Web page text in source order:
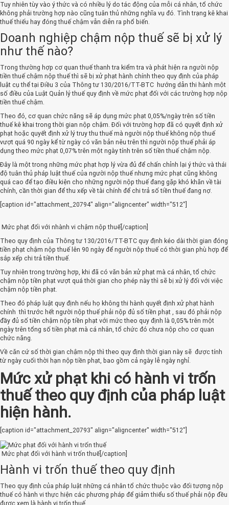
Tuy nhiên tùy vào ý thức và có nhiều lý do tác động của mỗi cá nhân, tổ chức
không phải trường hợp nào cũng tuân thủ những nghĩa vụ đó. Tình trạng kê khai
thuế thiếu hay đóng thuế chậm vẫn diễn ra phổ biến.
Doanh nghiệp chậm nộp thuế sẽ bị xử lý
như thế nào?
Trong thường hợp cơ quan thuế thanh tra kiểm tra và phát hiện ra người nộp
tiền thuế chậm nộp thuế thì sẽ bị xử phạt hành chính theo quy định của pháp
luật cụ thể tại Điều 3 của Thông tư 130/2016/TT-BTC hướng dẫn thi hành một
số điều của Luật Quản lý thuế quy định về mức phạt đối với các trường hợp nộp
tiền thuế chậm.
Theo đó, cơ quan chức năng sẽ áp dụng mức phạt 0,05%/ngày trên số tiền
thuế kê khai trong thời gian nộp chậm. Đối với trường hợp đã có quyết định xử
phạt hoặc quyết định xử lý truy thu thuế mà người nộp thuế không nộp thuế
vượt quá 90 ngày kể từ ngày có văn bản nêu trên thì người nộp thuế phải áp
dụng theo mức phạt 0,07% trên một ngày tính trên số tiền thuế chậm nộp.
Đây là một trong những mức phạt hợp lý vừa đủ để chấn chỉnh lại ý thức và thái
độ tuân thủ pháp luật thuế của người nộp thuế nhưng mức phạt cũng không
quá cao để tạo điều kiện cho những người nộp thuế đang gặp khó khăn về tài
chính, cần thời gian để thu xếp về tài chính để chi trả số tiền thuế đang nợ.
[caption id="attachment_20794" align="aligncenter" width="512"]
Mức phạt đối với nhành vi chậm nộp thuế[/caption]
Theo quy định của Thông tư 130/2016/TT-BTC quy định kéo dài thời gian đóng
tiền phạt chậm nộp thuế lên 90 ngày để người nộp thuế có thời gian phù hợp để
sắp xếp chi trả tiền thuế.
Tuy nhiên trong trường hợp, khi đã có văn bản xử phạt mà cá nhân, tổ chức
chậm nộp tiền phạt vượt quá thời gian cho phép này thì sẽ bị xử lý đối với việc
chậm nộp tiền phạt.
Theo đó pháp luật quy định nếu họ không thi hành quyết định xử phạt hành
chính thì trước hết người nộp thuế phải nộp đủ số tiền phạt , sau đó phải nộp
đầy đủ số tiền chậm nộp tiền phạt với mức theo quy định là 0,05% trên một
ngày trên tổng số tiền phạt mà cá nhân, tổ chức đó chưa nộp cho cơ quan
chức năng.
Về căn cứ số thời gian chậm nộp thì theo quy định thời gian này sẽ được tính
từ ngày cuối thời hạn nộp tiền phạt, bao gồm cả ngày lễ ngày nghỉ.
Mức xử phạt khi có hành vi trốn
thuế theo quy định của pháp luật
hiện hành.
[caption id="attachment_20793" align="aligncenter" width="512"]
Mức phạt đối với hành vi trốn thuế[/caption]
Hành vi trốn thuế theo quy định
Theo quy định của pháp luật những cá nhân tổ chức thuộc vào đối tượng nộp
thuế có hành vi thực hiện các phương pháp để giảm thiểu số thuế phải nộp đều
được xem là hành vi trốn thuế.